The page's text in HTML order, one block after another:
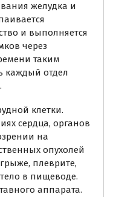
желудка и
и выполняется
через
таким
каждый отдел
клетки.
сердца, органов
на
опухолей
плеврите,
в пищеводе.
аппарата.